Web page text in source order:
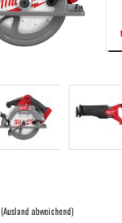
(Ausland abweichend)